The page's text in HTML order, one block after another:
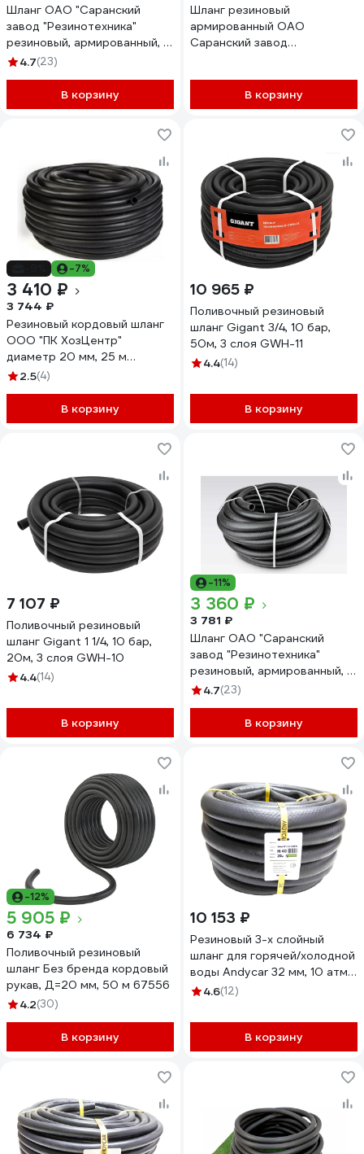
Шланг ОАО "Саранский
завод "Резинотехника"
резиновый, армированный, д.
20мм 4 Атм СзРТ (рукав)
0,4-В 50м
4.7(23)
В корзину
Шланг резиновый
армированный ОАО
Саранский завод
пневматический, для
отбойного молотка,
В корзину
-7%
3 410 ₽
3 744 ₽
Резиновый кордовый шланг
ООО "ПК ХозЦентр"
диаметр 20 мм, 25 м
СИ-01750
2.5(4)
В корзину
10 965 ₽
Поливочный резиновый
шланг Gigant 3/4, 10 бар,
50м, 3 слоя GWH-11
4.4(14)
В корзину
7 107 ₽
Поливочный резиновый
шланг Gigant 1 1/4, 10 бар,
20м, 3 слоя GWH-10
4.4(14)
В корзину
-11%
3 360 ₽
3 781 ₽
Шланг ОАО "Саранский
завод "Резинотехника"
резиновый, армированный, д.
25мм 4 Атм СзРТ (рукав)
0,4-В 20м
4.7(23)
В корзину
-12%
5 905 ₽
6 734 ₽
Поливочный резиновый
шланг Без бренда кордовый
рукав, Д=20 мм, 50 м 67556
4.2(30)
В корзину
10 153 ₽
Резиновый 3-х слойный
шланг для горячей/холодной
воды Andycar 32 мм, 10 атм,
20 м H40
4.6(12)
В корзину